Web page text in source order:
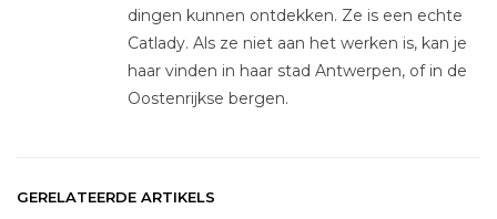
dingen kunnen ontdekken. Ze is een echte
Catlady. Als ze niet aan het werken is, kan je
haar vinden in haar stad Antwerpen, of in de
Oostenrijkse bergen.
GERELATEERDE ARTIKELS